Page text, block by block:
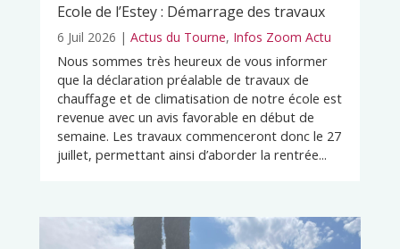
Ecole de l’Estey : Démarrage des travaux
6 Juil 2026 | Actus du Tourne, Infos Zoom Actu
Nous sommes très heureux de vous informer
que la déclaration préalable de travaux de
chauffage et de climatisation de notre école est
revenue avec un avis favorable en début de
semaine. Les travaux commenceront donc le 27
juillet, permettant ainsi d’aborder la rentrée...